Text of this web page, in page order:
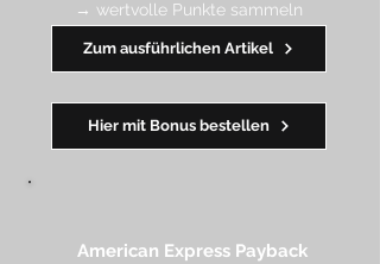
→ wertvolle Punkte sammeln
→ Early Check-in + Late Check-out
━━━━━━━
Hier mit Bonus bestellen
Zum ausführlichen Artikel
American Express Payback